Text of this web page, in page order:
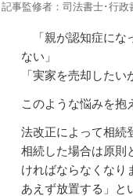
記事監修者：司法書士･行政
「親が認知症にな
ない」
「実家を売却したい
このような悩みを抱
法改正によって相続
相続した場合は原則
ければならなくなり
あえず放置する」と